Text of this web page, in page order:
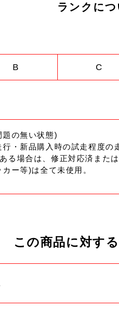
ランクにつ
B C
題の無い状態)
・新品購入時の試走程度の
る場合は、修正対応済また
ー等)は全て未使用。
この商品に対す